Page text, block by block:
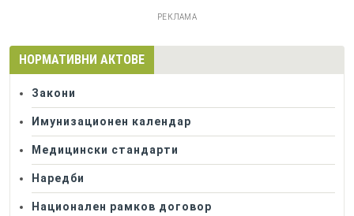
РЕКЛАМА
НОРМАТИВНИ АКТОВЕ
Закони
Имунизационен календар
Медицински стандарти
Наредби
Национален рамков договор